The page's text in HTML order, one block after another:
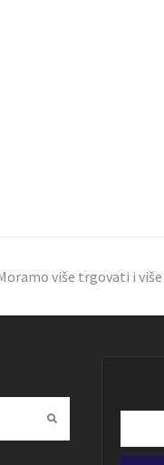
više trgovati i
Submit
email